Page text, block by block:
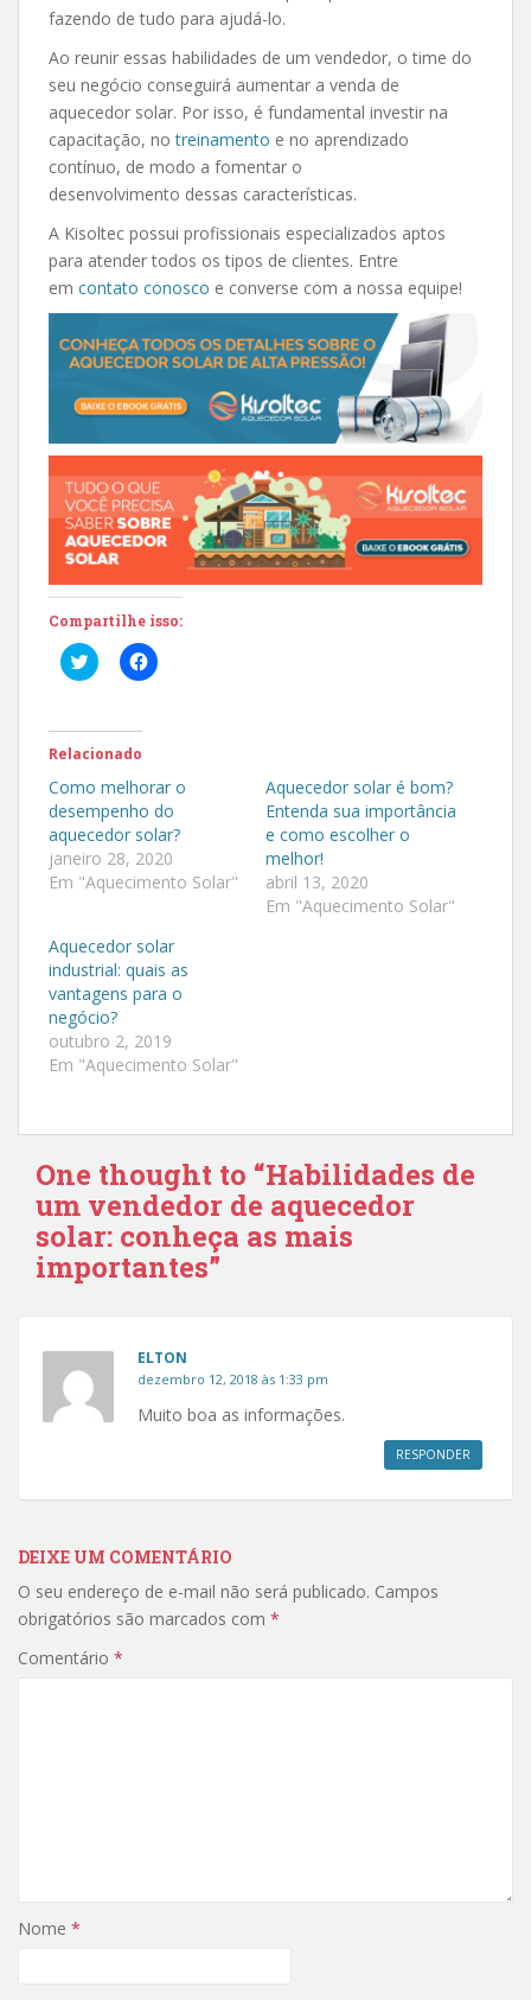
fazendo de tudo para ajudá-lo.
Ao reunir essas habilidades de um vendedor, o time do
seu negócio conseguirá aumentar a venda de
aquecedor solar. Por isso, é fundamental investir na
capacitação, notreinamento e no aprendizado
contínuo, de modo a fomentar o
desenvolvimento dessas características.
A Kisoltec possui profissionais especializados aptos
para atender todos os tipos de clientes. Entre
em contato conosco e converse com a nossa equipe!
Compartilhe isso:
C
l
e
p
r
a
c
o
m
p
a
r
h
a
r
n
o
T
w
i
t
(
e
e
m
n
o
v
e
a
)
C
l
r
a
c
o
m
p
a
r
h
a
r
n
a
c
e
k
a
b
r
e
e
m
n
o
n
e
l
)
Relacionado
Como melhorar o
desempenho do
aquecedor solar?
janeiro 28, 2020
Em "Aquecimento Solar"
Aquecedor solar é bom?
Entenda sua importância
e como escolher o
melhor!
abril 13, 2020
Em "Aquecimento Solar"
Aquecedor solar
industrial: quais as
vantagens para o
negócio?
outubro 2, 2019
Em "Aquecimento Solar"
One thought to “Habilidades de
um vendedor de aquecedor
solar: conheça as mais
importantes”
ELTON
dezembro 12, 2018 às 1:33 pm
Muito boa as informações.
RESPONDER
DEIXE UM COMENTÁRIO
O seu endereço de e-mail não será publicado. Campos
obrigatórios são marcados com *
Comentário *
Nome *